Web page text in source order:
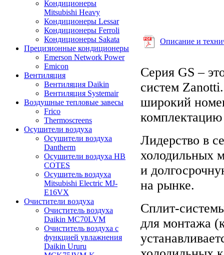
Кондиционеры
Mitsubishi Heavy
Кондиционеры Lessar
Кондиционеры Ferroli
Кондиционеры Sakata
Прецизионные кондиционеры
Emerson Network Power
Emicon
Вентиляция
Вентиляция Daikin
Вентиляция Systemair
Воздушные тепловые завесы
Frico
Thermoscreens
Осушители воздуха
Осушители воздуха
Dantherm
Осушители воздуха HB
COTES
Осушитель воздуха
Mitsubishi Electric MJ-
E16VX
Очистители воздуха
Очиститель воздуха
Daikin MC70LVM
Очиститель воздуха с
функцией увлажнения
Daikin Ururu
Описание и
Серия GS –
систем
широкий
Лидерство в
холодильных
и
на рынке.
Сплит-
для монтажа